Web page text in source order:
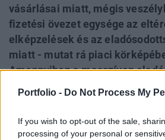
Portfolio - Do Not Process My
If you wish to opt-out of the sale,
processing of your personal or
vásárlásai miatt, mégis
fizetési övezet egysége az
elképzelések és az
miatt - mutat rá piaci
Amennyiben a masszívan
eladósodott északiak cserben
a délieknél egyébként is erős
szűk költségvetési mozgástér